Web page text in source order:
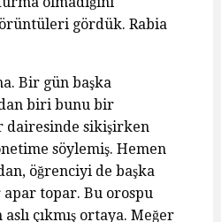
gördük. Rabia
Bir gün başka
biri bunu bir
dairesinde sikişirken
söylemiş. Hemen
öğrenciyi de başka
topar. Bu orospu
çıkmış ortaya. Meğer